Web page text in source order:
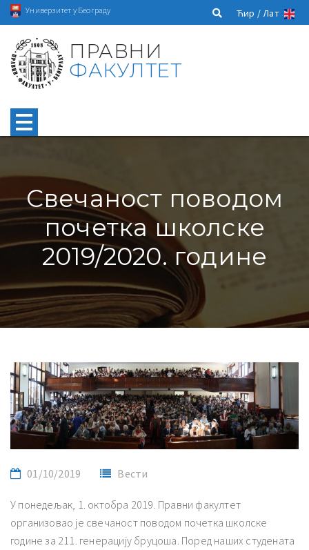
Универзитет у Београду Ћир /Лат
ПРАВНИ
ФАКУЛТЕТ
Свечаност поводом
почетка школске
2019/2020. године
01/10/2019 Вести
У понедељак, 1. октобра 2019. Правни факултет
организовао је свечаност поводом почетка школске
године за 211. генерацију бруцоша. Поред наших студената